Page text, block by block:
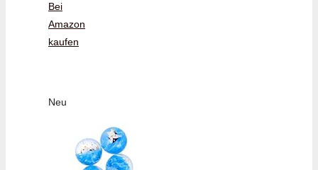
Bei
Amazon
kaufen
Neu